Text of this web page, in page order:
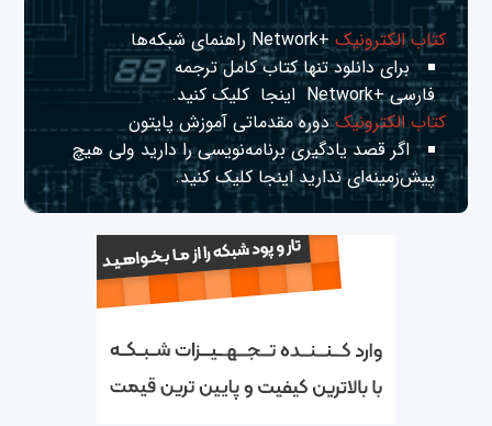
کتاب الکترونیک+Network راهنمای شبکه‌ها
برای دانلود تنها کتاب کامل ترجمه
فارسی +Network
اینجا کلیک کنید.
کتاب الکترونیکدوره مقدماتی آموزش پایتون
اگر قصد یادگیری برنامه‌نویسی را دارید ولی هیچ
پیش‌زمینه‌ای نداریداینجا کلیک کنید.